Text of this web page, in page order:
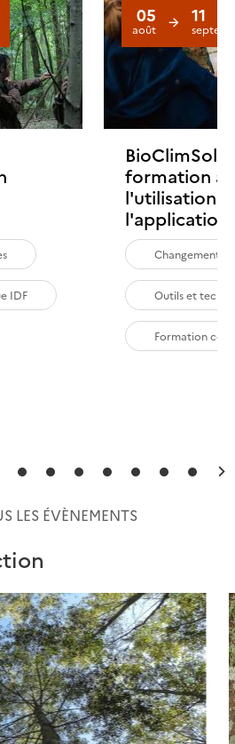
IDF
05
août
11
BioClimSol :
formation à
l'utilisation
l'application
Changement
Outils et
Formation
LES ÉVÈNEMENTS